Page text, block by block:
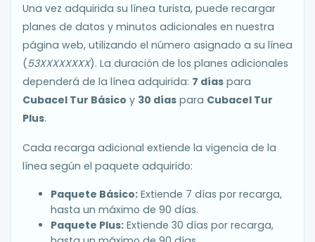
Una vez adquirida su línea turista, puede recargar
planes de datos y minutos adicionales en nuestra
página web, utilizando el número asignado a su línea
(53XXXXXXXX). La duración de los planes adicionales
dependerá de la línea adquirida: 7 días para
Cubacel Tur Básico y 30 días para Cubacel Tur
Plus.
Cada recarga adicional extiende la vigencia de la
línea según el paquete adquirido:
Paquete Básico: Extiende 7 días por recarga,
hasta un máximo de 90 días.
Paquete Plus: Extiende 30 días por recarga,